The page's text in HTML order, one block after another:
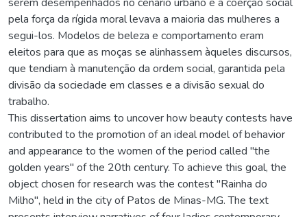
pela força da rígida moral levava a maioria das mulheres a
segui-los. Modelos de beleza e comportamento eram
eleitos para que as moças se alinhassem àqueles discursos,
que tendiam à manutenção da ordem social, garantida pela
divisão da sociedade em classes e a divisão sexual do
trabalho.
This dissertation aims to uncover how beauty contests have
contributed to the promotion of an ideal model of behavior
and appearance to the women of the period called "the
golden years" of the 20th century. To achieve this goal, the
object chosen for research was the contest "Rainha do
Milho", held in the city of Patos de Minas-MG. The text